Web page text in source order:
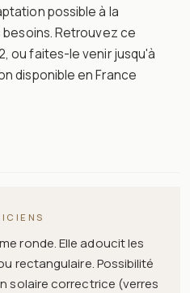
possible à la
Retrouvez ce
ou faites-le venir jusqu'à
disponible en France
ronde. Elle adoucit les
rectangulaire. Possibilité
solaire correctrice (verres